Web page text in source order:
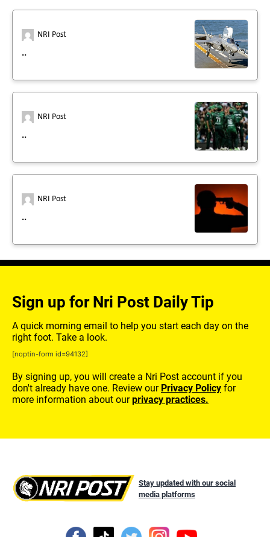
NRI Post
..
NRI Post
..
NRI Post
..
Sign up for Nri Post Daily Tip
A quick morning email to help you start each day on the
right foot. Take a look.
[noptin-form id=94132]
By signing up, you will create a Nri Post account if you
don't already have one. Review our Privacy Policy for
more information about ourprivacy practices.
Stay updated with our social
media platforms